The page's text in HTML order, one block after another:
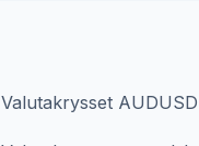
Valutakrysset